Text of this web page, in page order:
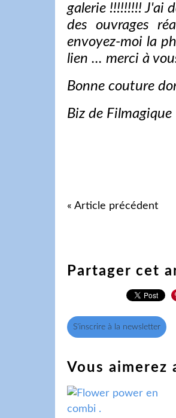
galerie !!!!!!!!! J'ai
des ouvrages
envoyez-moi la
lien ... merci à
Bonne couture
Biz de Filmagique
« Article précédent
Partager cet
S'inscrire à la newsletter
Vous aimerez